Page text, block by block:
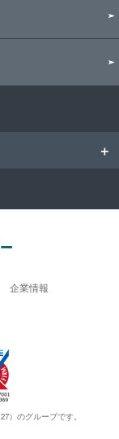
企業情報
）のグループです。